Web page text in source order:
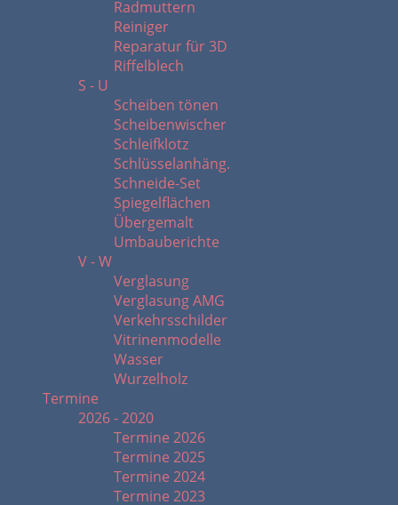
Radmuttern
Reiniger
Reparatur für 3D
Riffelblech
S - U
Scheiben tönen
Scheibenwischer
Schleifklotz
Schlüsselanhäng.
Schneide-Set
Spiegelflächen
Übergemalt
Umbauberichte
V - W
Verglasung
Verglasung AMG
Verkehrsschilder
Vitrinenmodelle
Wasser
Wurzelholz
Termine
2026 - 2020
Termine 2026
Termine 2025
Termine 2024
Termine 2023